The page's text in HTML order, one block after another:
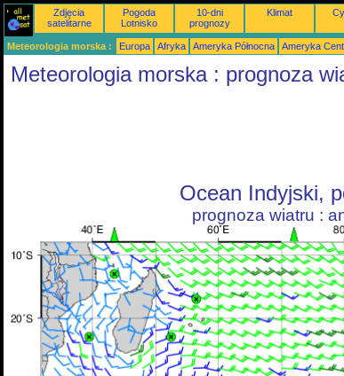
Zdjęcia
satelitarne
Pogoda
Lotnisko
10-dni
prognozy
Klimat
Meteorologia morska : Europa Afryka Ameryka Północna Ameryka
Meteorologia morska : prognoza
Ocean Indyjski,
prognoza wiatru :